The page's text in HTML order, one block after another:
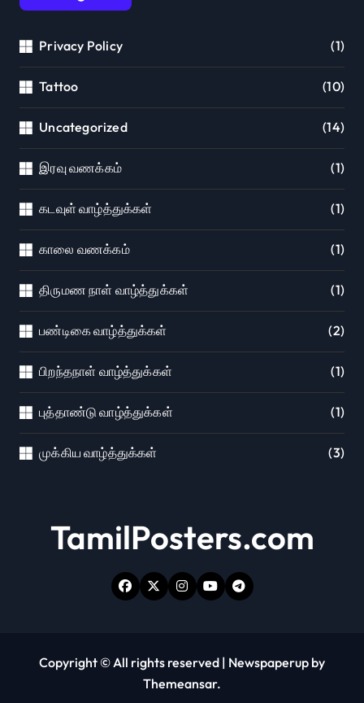
Privacy Policy (1)
Tattoo (10)
Uncategorized (14)
இரவு வணக்கம் (1)
கடவுள் வாழ்த்துக்கள் (1)
காலை வணக்கம் (1)
திருமண நாள் வாழ்த்துக்கள் (1)
பண்டிகை வாழ்த்துக்கள் (2)
பிறந்தநாள் வாழ்த்துக்கள் (1)
புத்தாண்டு வாழ்த்துக்கள் (1)
முக்கிய வாழ்த்துக்கள் (3)
TamilPosters.com
Copyright © All rights reserved | Newspaperup by
Themeansar.